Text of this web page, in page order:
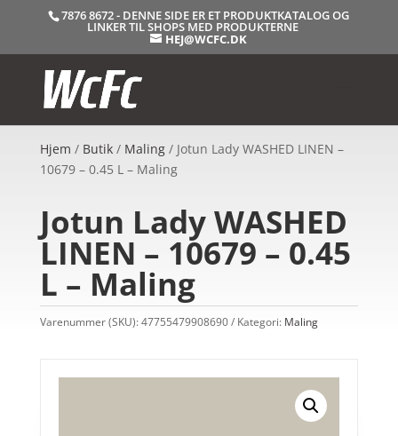
7876 8672 - DENNE SIDE ER ET PRODUKTKATALOG OG
LINKER TIL SHOPS MED PRODUKTERNE
HEJ@WCFC.DK
Hjem / Butik/ Maling/ Jotun Lady WASHED LINEN –
10679 – 0.45 L – Maling
Jotun Lady WASHED
LINEN – 10679 – 0.45
L – Maling
Varenummer (SKU):47755479908690 Kategori: Maling